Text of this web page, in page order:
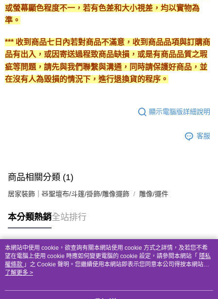
或螢幕顯色程度不一，若有色差和大小視差，均以實物為
準。
*** 收到商品七日內若對商品不滿意，收到商品品項與訂購商
品有出入，或因寄送過程致商品缺損，或是有商品品質之瑕
疵等問題，請先與我們聯繫與溝通，同時請保護好商品，並
在沒有人為毀損的情況下，進行退換貨的程序。
顯示電腦版詳細說明
客服
商品相關分類 (1)
居家裝飾｜🧸聖壇布/斗篷/掛飾/雕像擺飾 雕像/擺件
本分類熱銷全站排行
熱門標籤
本網站中使用 cookie，欲查詢有關本網站使用 cookie 方式之詳情，及若您不希
望在電腦上使用 cookie 時應如何變更電腦的 cookie 設定，請參閱本網站「 隱私
權條款 」之 Cookie 聲明。您繼續使用本網站即表示您同意本公司得按本網站使
用條款之 Cookie 聲明使用 cookie。
了解更多 >